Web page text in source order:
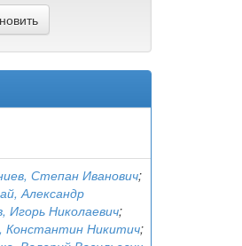
Степан Иванович;
Александр
Игорь Николаевич;
Константин Никитич;